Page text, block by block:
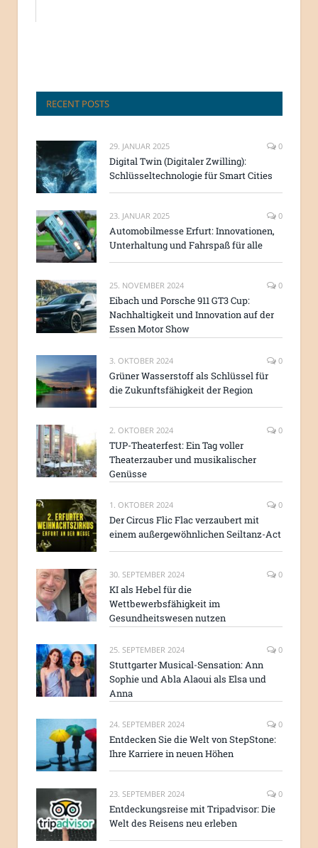
RECENT POSTS
29. JANUAR 2025 0
Digital Twin (Digitaler Zwilling):
Schlüsseltechnologie für Smart Cities
23. JANUAR 2025 0
Automobilmesse Erfurt: Innovationen,
Unterhaltung und Fahrspaß für alle
25. NOVEMBER 2024 0
Eibach und Porsche 911 GT3 Cup:
Nachhaltigkeit und Innovation auf der
Essen Motor Show
3. OKTOBER 2024 0
Grüner Wasserstoff als Schlüssel für
die Zukunftsfähigkeit der Region
2. OKTOBER 2024 0
TUP-Theaterfest: Ein Tag voller
Theaterzauber und musikalischer
Genüsse
1. OKTOBER 2024 0
Der Circus Flic Flac verzaubert mit
einem außergewöhnlichen Seiltanz-Act
30. SEPTEMBER 2024 0
KI als Hebel für die
Wettbewerbsfähigkeit im
Gesundheitswesen nutzen
25. SEPTEMBER 2024 0
Stuttgarter Musical-Sensation: Ann
Sophie und Abla Alaoui als Elsa und
Anna
24. SEPTEMBER 2024 0
Entdecken Sie die Welt von StepStone:
Ihre Karriere in neuen Höhen
23. SEPTEMBER 2024 0
Entdeckungsreise mit Tripadvisor: Die
Welt des Reisens neu erleben